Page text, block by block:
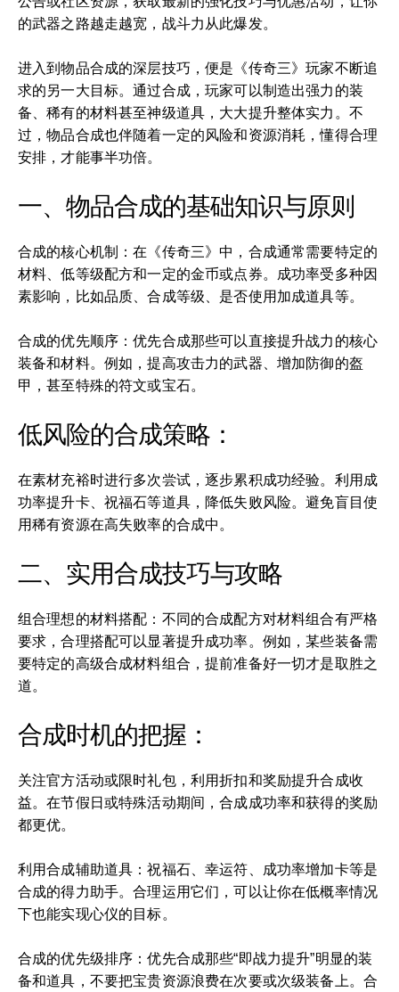
的武器之路越走越宽，战斗力从此爆发。
进入到物品合成的深层技巧，便是《传奇三》玩家不断追
求的另一大目标。通过合成，玩家可以制造出强力的装
备、稀有的材料甚至神级道具，大大提升整体实力。不
过，物品合成也伴随着一定的风险和资源消耗，懂得合理
安排，才能事半功倍。
一、物品合成的基础知识与原则
合成的核心机制：在《传奇三》中，合成通常需要特定的
材料、低等级配方和一定的金币或点券。成功率受多种因
素影响，比如品质、合成等级、是否使用加成道具等。
合成的优先顺序：优先合成那些可以直接提升战力的核心
装备和材料。例如，提高攻击力的武器、增加防御的盔
甲，甚至特殊的符文或宝石。
低风险的合成策略：
在素材充裕时进行多次尝试，逐步累积成功经验。利用成
功率提升卡、祝福石等道具，降低失败风险。避免盲目使
用稀有资源在高失败率的合成中。
二、实用合成技巧与攻略
组合理想的材料搭配：不同的合成配方对材料组合有严格
要求，合理搭配可以显著提升成功率。例如，某些装备需
要特定的高级合成材料组合，提前准备好一切才是取胜之
道。
合成时机的把握：
关注官方活动或限时礼包，利用折扣和奖励提升合成收
益。在节假日或特殊活动期间，合成成功率和获得的奖励
都更优。
利用合成辅助道具：祝福石、幸运符、成功率增加卡等是
合成的得力助手。合理运用它们，可以让你在低概率情况
下也能实现心仪的目标。
合成的优先级排序：优先合成那些“即战力提升”明显的装
备和道具，不要把宝贵资源浪费在次要或次级装备上。合